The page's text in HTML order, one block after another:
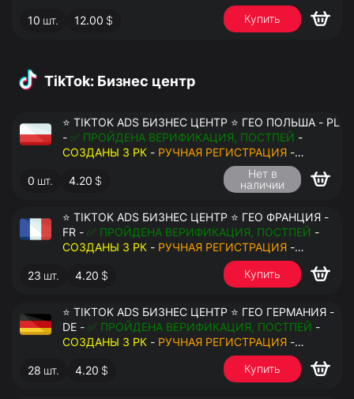
10 шт. 12.00 $ Купить
TikTok: Бизнес центр
⭐ TIKTOK ADS БИЗНЕС ЦЕНТР ⭐ ГЕО ПОЛЬША - PL
- ✅ ПРОЙДЕНА ВЕРИФИКАЦИЯ, ПОСТПЕЙ -
СОЗДАНЫ 3 РК - РУЧНАЯ РЕГИСТРАЦИЯ -
ДОСТУП К ПОЧТЕ - КУКИ - ВАТ ЗАПОЛНЕН -
ПЕРЕДАЧА В АНТИДЕТЕКТ
0 шт. 4.20 $
Нет в
наличии
⭐ TIKTOK ADS БИЗНЕС ЦЕНТР ⭐ ГЕО ФРАНЦИЯ -
FR - ✅ ПРОЙДЕНА ВЕРИФИКАЦИЯ, ПОСТПЕЙ -
СОЗДАНЫ 3 РК - РУЧНАЯ РЕГИСТРАЦИЯ -
ДОСТУП К ПОЧТЕ - КУКИ - ВАТ ЗАПОЛНЕН -
ПЕРЕДАЧА В АНТИДЕТЕКТ
23 шт. 4.20 $ Купить
⭐ TIKTOK ADS БИЗНЕС ЦЕНТР ⭐ ГЕО ГЕРМАНИЯ -
DE - ✅ ПРОЙДЕНА ВЕРИФИКАЦИЯ, ПОСТПЕЙ -
СОЗДАНЫ 3 РК - РУЧНАЯ РЕГИСТРАЦИЯ -
ДОСТУП К ПОЧТЕ - КУКИ - ВАТ ЗАПОЛНЕН -
ПЕРЕДАЧА В АНТИДЕТЕКТ
28 шт. 4.20 $ Купить